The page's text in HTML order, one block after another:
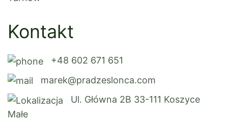
Kontakt
+48 602 671 651
marek@pradzeslonca.com
Ul. Główna 2B 33-111 Koszyce
Małe